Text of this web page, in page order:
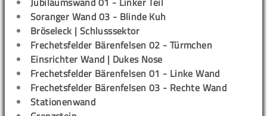
Soranger Wand 03 - Blinde Kuh
Bröseleck | Schlusssektor
Frechetsfelder Bärenfelsen 02 - Türmchen
Einsrichter Wand | Dukes Nose
Frechetsfelder Bärenfelsen 01 - Linke Wand
Frechetsfelder Bärenfelsen 03 - Rechte Wand
Stationenwand